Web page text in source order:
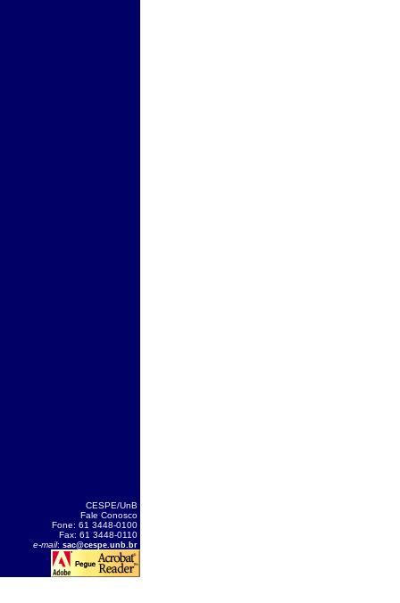
CESPE/UnB
Fale Conosco
Fone: 61 3448-0100
Fax: 61 3448-0110
e-mail: sac@cespe.unb.br